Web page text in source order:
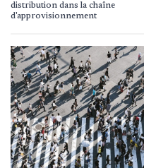
distribution dans la chaîne
d'approvisionnement